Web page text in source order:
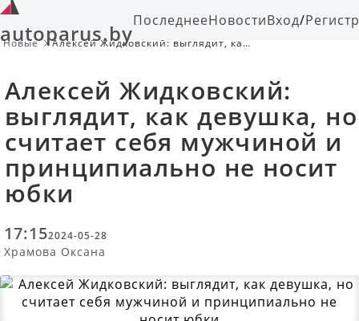
autoparus.byПоследнееНовостиВход/
Новые
Алексей Жидковский: выглядит, как
Алексей Жидковский:
выглядит, как девушка, но
считает себя мужчиной и
принципиально не носит
юбки
17:152024-05-28
Храмова Оксана